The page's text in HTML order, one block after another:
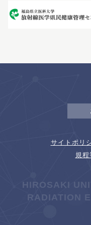
サイトポリ
規程
HIROSAKI
RADIATION